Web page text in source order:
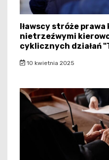
Iławscy stróże
nietrzeźwymi
cyklicznych działań
10 kwietnia 2025